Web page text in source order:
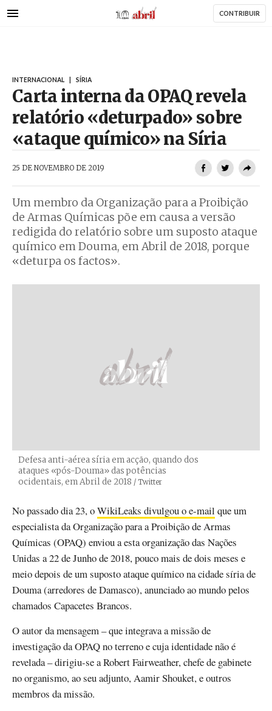
para
AbrilAbril CONTRIBUIR
INTERNACIONAL SÍRIA
Carta interna da OPAQ revela
relatório «deturpado» sobre
«ataque químico» na Síria
25 DE NOVEMBRO DE 2019
Um membro da Organização para a Proibição
de Armas Químicas põe em causa a versão
redigida do relatório sobre um suposto ataque
químico em Douma, em Abril de 2018, porque
«deturpa os factos».
Defesa anti-aérea síria em acção, quando dos
ataques «pós-Douma» das potências
ocidentais, em Abril de 2018 Créditos
/ Twitter
No passado dia 23, oWikiLeaks divulgou o e-mail que um
especialista da Organização para a Proibição de Armas
Químicas (OPAQ) enviou a esta organização das Nações
Unidas a 22 de Junho de 2018, pouco mais de dois meses e
meio depois de um suposto ataque químico na cidade síria de
Douma (arredores de Damasco), anunciado ao mundo pelos
chamados Capacetes Brancos.
O autor da mensagem – que integrava a missão de
investigação da OPAQ no terreno e cuja identidade não é
revelada – dirigiu-se a Robert Fairweather, chefe de gabinete
no organismo, ao seu adjunto, Aamir Shouket, e outros
membros da missão.